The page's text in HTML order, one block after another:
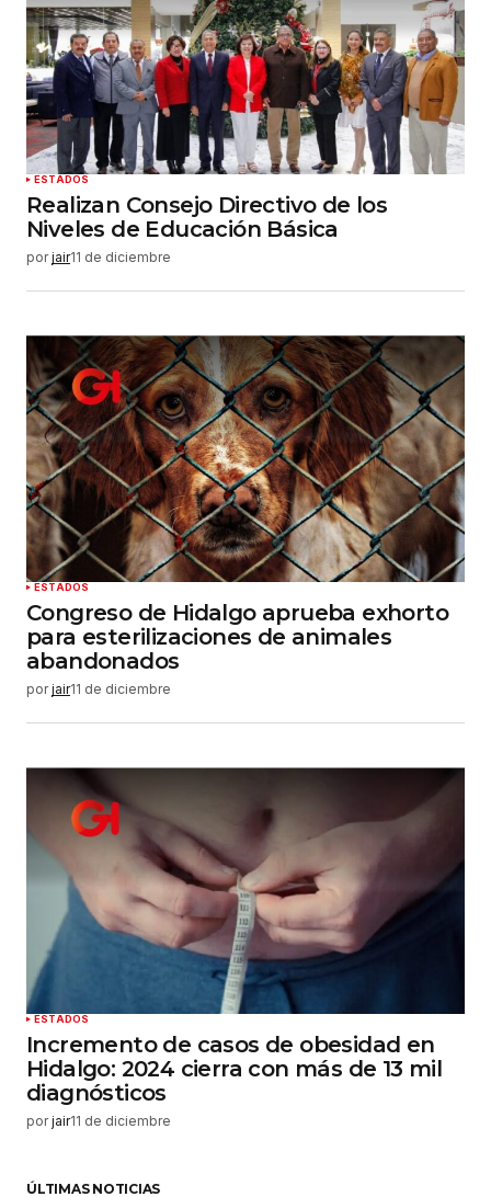
ESTADOS
Realizan Consejo Directivo de los
Niveles de Educación Básica
por jair11 de diciembre
ESTADOS
Congreso de Hidalgo aprueba exhorto
para esterilizaciones de animales
abandonados
por jair11 de diciembre
ESTADOS
Incremento de casos de obesidad en
Hidalgo: 2024 cierra con más de 13 mil
diagnósticos
por jair11 de diciembre
ÚLTIMAS NOTICIAS